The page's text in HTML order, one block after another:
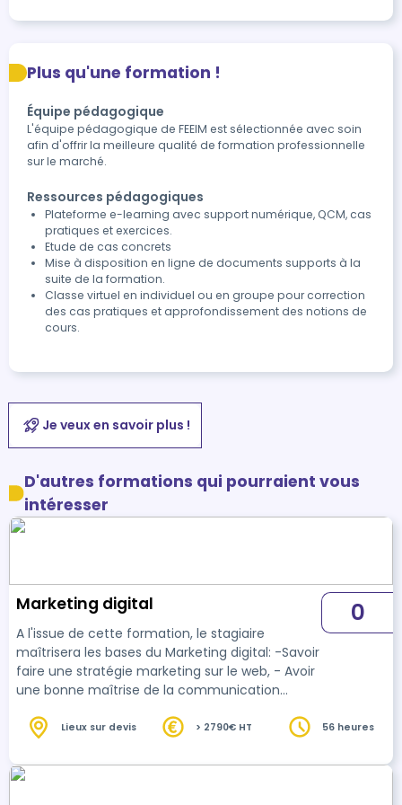
Plus qu'une formation !
Équipe pédagogique
L'équipe pédagogique de FEEIM est sélectionnée avec soin
afin d'offrir la meilleure qualité de formation professionnelle
sur le marché.
Ressources pédagogiques
Plateforme e-learning avec support numérique, QCM, cas
pratiques et exercices.
Etude de cas concrets
Mise à disposition en ligne de documents supports à la
suite de la formation.
Classe virtuel en individuel ou en groupe pour correction
des cas pratiques et approfondissement des notions de
cours.
Je veux en savoir plus !
D'autres formations qui pourraient vous
intéresser
Marketing digital
A l'issue de cette formation, le stagiaire
maîtrisera les bases du Marketing digital: -Savoir
faire une stratégie marketing sur le web, - Avoir
une bonne maîtrise de la communication
référencement d'un site web, - Analyser le
de projet et les partenaires et les acteurs d'un
projet numérique
0
Lieux sur devis > 2790€ HT 56 heures